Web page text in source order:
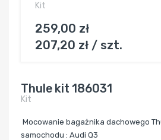
Kit
259,00 zł
207,20 zł / szt.
Thule kit 186031
Kit
Mocowanie bagażnika dachowego
samochodu : Audi Q3